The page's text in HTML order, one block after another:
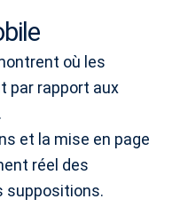
où les
par rapport aux
et la mise en page
réel des
suppositions.